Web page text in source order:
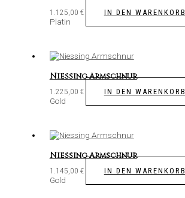
1.125,00 € IN DEN WARENKORB
Platin
Niessing Armschnur
1.225,00 € IN DEN WARENKORB
Gold
Niessing Armschnur
1.145,00 € IN DEN WARENKORB
Gold